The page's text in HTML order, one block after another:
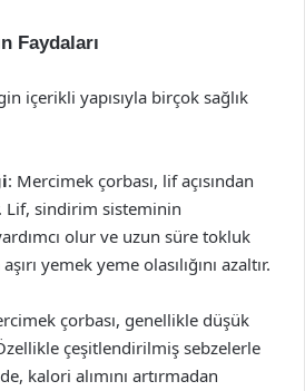
Faydaları
içerikli yapısıyla birçok sağlık
: Mercimek çorbası, lif açısından
Lif, sindirim sisteminin
olur ve uzun süre tokluk
yemek yeme olasılığını azaltır.
çorbası, genellikle düşük
çeşitlendirilmiş sebzelerle
kalori alımını artırmadan